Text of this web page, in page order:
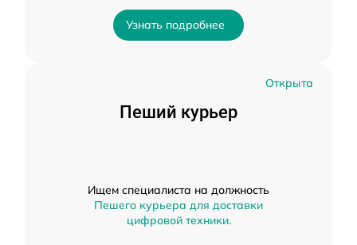
Узнать подробнее
Открыта
Пеший курьер
Ищем специалиста на должность
Пешего курьера для доставки
цифровой техники.